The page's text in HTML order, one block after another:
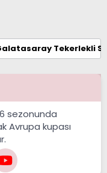
Tekerlekli
sezonunda
Avrupa kupası